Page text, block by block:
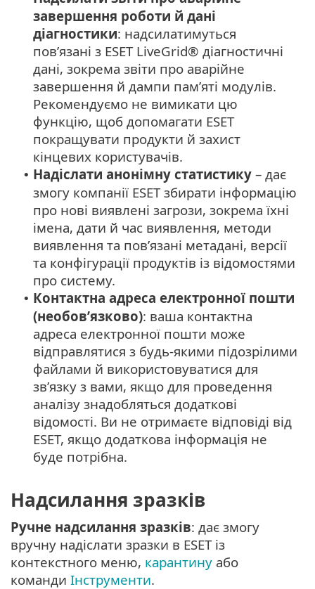
завершення роботи й дані
діагностики: надсилатимуться
пов’язані з ESET LiveGrid® діагностичні
дані, зокрема звіти про аварійне
завершення й дампи пам’яті модулів.
Рекомендуємо не вимикати цю
функцію, щоб допомагати ESET
покращувати продукти й захист
кінцевих користувачів.
• Надіслати анонімну статистику – дає
змогу компанії ESET збирати інформацію
про нові виявлені загрози, зокрема їхні
імена, дати й час виявлення, методи
виявлення та пов’язані метадані, версії
та конфігурації продуктів із відомостями
про систему.
• Контактна адреса електронної пошти
(необов’язково): ваша контактна
адреса електронної пошти може
відправлятися з будь-якими підозрілими
файлами й використовуватися для
зв’язку з вами, якщо для проведення
аналізу знадобляться додаткові
відомості. Ви не отримаєте відповіді від
ESET, якщо додаткова інформація не
буде потрібна.
Надсилання зразків
Ручне надсилання зразків: дає змогу
вручну надіслати зразки в ESET із
контекстного меню, карантину або
команди Інструменти.